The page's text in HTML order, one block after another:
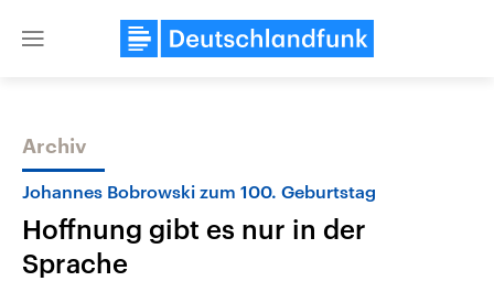
Close
Themen
Archiv
Johannes Bobrowski zum 100. Geburtstag
Hoffnung gibt es nur in der
Sprache